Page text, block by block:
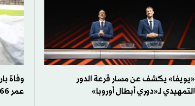
«يويفا» يكشف عن مسار قرعة الدور
التمهيدي لـ«دوري أبطال أوروبا»
وفاة
عمر 66 عاماً